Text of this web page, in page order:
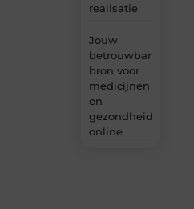
realisatie
Jouw
betrouwbare
bron voor
medicijnen
en
online